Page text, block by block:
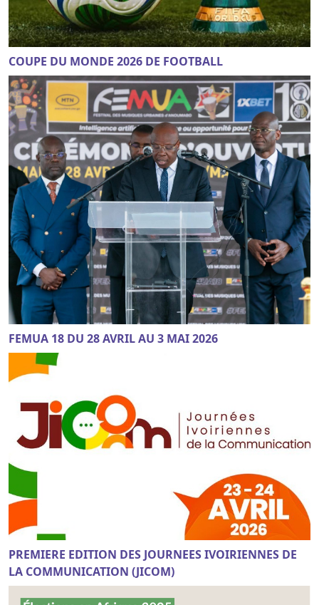
COUPE DU MONDE 2026 DE FOOTBALL
FEMUA 18 DU 28 AVRIL AU 3 MAI 2026
PREMIERE EDITION DES JOURNEES IVOIRIENNES DE
LA COMMUNICATION (JICOM)